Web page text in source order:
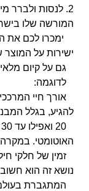
2. לנסות ולברר
המורשה שלו
ימכרו לכם את
ישירות על המוצר
גם על קיום
לדוגמה:
להגיע, בגלל
האוטומטי.
זמין של חלקי
נושא זה הוא
המתגברת